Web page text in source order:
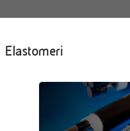
Elastomeri